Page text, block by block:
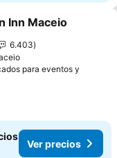
Inn Maceio
6.403
para eventos y
Ver precios